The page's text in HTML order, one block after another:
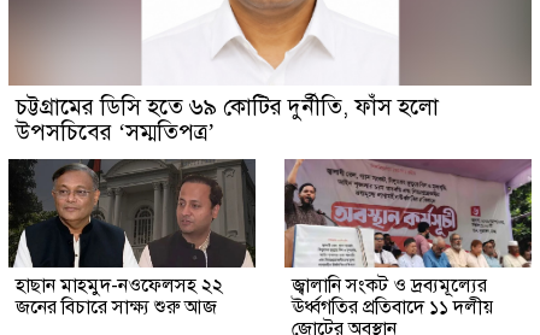
চট্টগ্রামের ডিসি হতে ৬৯ কোটির দুর্নীতি, ফাঁস হলো
উপসচিবের ‘সম্মতিপত্র’
হাছান মাহমুদ-নওফেলসহ ২২
জনের বিচারে সাক্ষ্য শুরু আজ
জ্বালানি সংকট ও দ্রব্যমূল্যের
ঊর্ধ্বগতির প্রতিবাদে ১১ দলীয়
জোটের অবস্থান